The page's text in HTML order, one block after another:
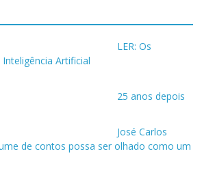
LER: Os
Artificial
25 anos depois
José Carlos
de contos possa ser olhado como um